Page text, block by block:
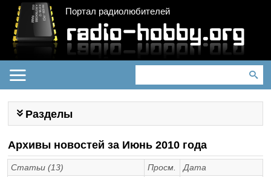
Портал радиолюбителей
Разделы
Архивы новостей за Июнь 2010 года
Статьи (13) Просм.
Дата